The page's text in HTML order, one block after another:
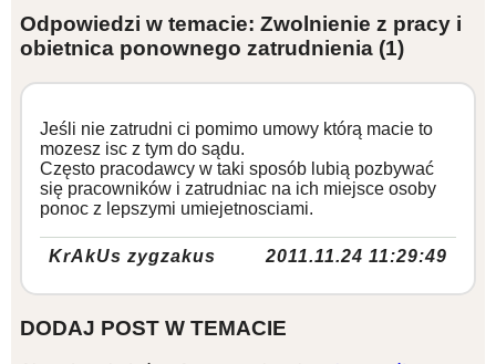
Odpowiedzi w temacie: Zwolnienie z pracy i
obietnica ponownego zatrudnienia (1)
Jeśli nie zatrudni ci pomimo umowy którą macie to
mozesz isc z tym do sądu.
Często pracodawcy w taki sposób lubią pozbywać
się pracowników i zatrudniac na ich miejsce osoby
ponoc z lepszymi umiejetnosciami.
KrAkUs zygzakus 2011.11.24 11:29:49
DODAJ POST W TEMACIE